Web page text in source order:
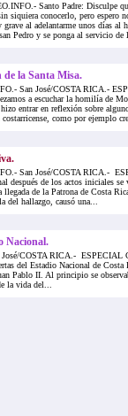
Santo Padre: Disculpe
siquiera conocerlo, pero espero
grave al adelantarme unos días al
Pedro y se ponga al servicio
de la Santa Misa.
San José/COSTA RICA.-
a escuchar la homilía de
entrar en reflexión sobre
como por ejemplo
San José/COSTA RICA.-
después de los actos iniciales
llegada de la Patrona de Costa
del hallazgo, causó una...
Nacional.
COSTA RICA.- ESPECIAL
del Estadio Nacional de Costa
Pablo II. Al principio se
la vida del...